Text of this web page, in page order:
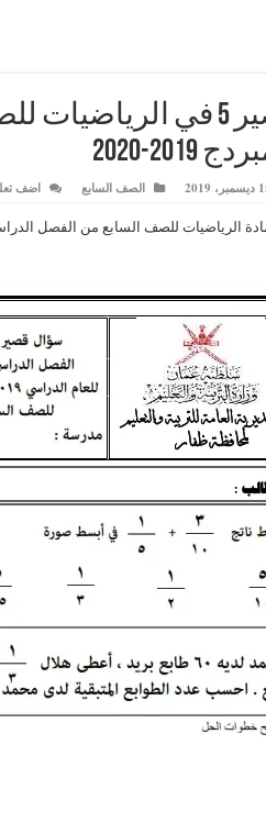
اختبار قصير 5 في
2020
2019 الصف السابع اضف
قصير 5 في مادة الرياضيات للصف السابع من